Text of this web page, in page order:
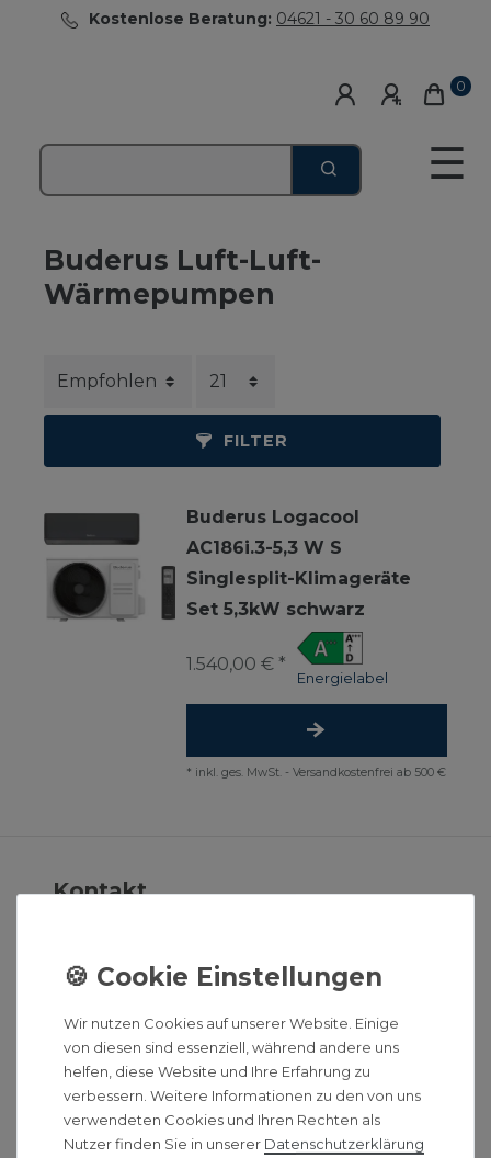
Kostenlose Beratung: 04621 - 30 60 89 90
0
☰
Buderus Luft-Luft-
Wärmepumpen
FILTER
Buderus Logacool
AC186i.3-5,3 W S
Singlesplit-Klimageräte
Set 5,3kW schwarz
Energielabel
1.540,00 € *
* inkl. ges. MwSt. - Versandkostenfrei ab 500 €
Kontakt
04621 / 30 60 89 90
info@unidomo.com
Wir nutzen Cookies auf unserer Website. Einige
von diesen sind essenziell, während andere uns
helfen, diese Website und Ihre Erfahrung zu
verbessern. Weitere Informationen zu den von uns
verwendeten Cookies und Ihren Rechten als
Nutzer finden Sie in unserer Daten­schutz­erklärung